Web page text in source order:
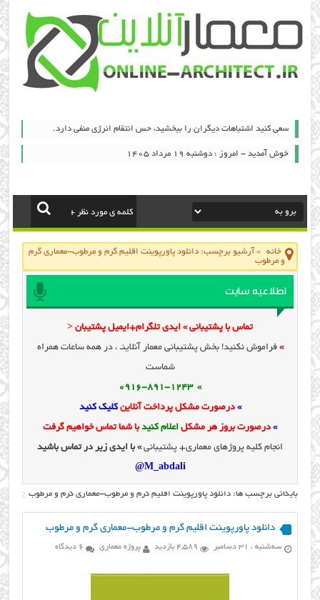
سعی کنید اشتباهات دیگران را ببخشید، حس انتقام انرژی منفی دارد.
خوش آمدید - امروز : دوشنبه ۱۹ مرداد ۱۴۰۵
خانه » آرشیو برچسب: دانلود پاورپوینت اقلیم گرم و مرطوب-معماری گرم
و مرطوب
اطلاعیه سایت
تماس با پشتیبانی » ایدی تلگرام+ایمیل پشتیبان <
» فراموش نکنید! بخش پشتیبانی معمار آنلاینـ ، در همه ساعات همراه
شماست
» 0916-891-1243
» درصورت مشکل پرداخت آنلاینکلیک کنید
» درصورت بروز هر مشکل اعلام کنیدبا شما تماس خواهیم گرفت
انجام کلیه پروژهای معماری+ پشتیبانی» با ایدی زیر در تماس باشید
M_abdali@
بایگانی برچسب ها: دانلود پاورپوینت اقلیم گرم و مرطوب-معماری گرم و مرطوب
دانلود پاورپوینت اقلیم گرم و مرطوب-معماری گرم و مرطوب
سه‌شنبه ، 31 دسامبر 4,589 بازدید پروژه معماری 6 دیدگاه